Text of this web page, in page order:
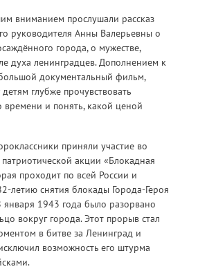
вниманием прослушали рассказ
руководителя Анны Валерьевны о
города, о мужестве,
духа ленинградцев. Дополнением к
документальный фильм,
глубже прочувствовать
времени и понять, какой ценой
приняли участие во
акции «Блокадная
проходит по всей России и
летию снятия блокады Города-Героя
января 1943 года было разорвано
вокруг города. Этот прорыв стал
в битве за Ленинград и
возможность его штурма